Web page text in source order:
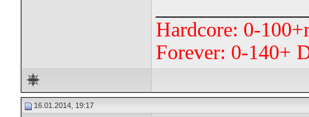
Hardcore: 0-
Forever: 0-140+
16.01.2014, 19:17